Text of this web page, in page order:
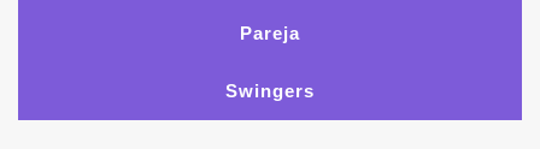
Pareja
Swingers